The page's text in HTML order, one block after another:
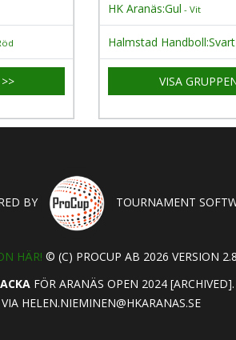
HK Aranäs:Gul - Vit
Halmstad Handboll:Svart
VISA
BY TOURNAMENT
HÄR! © (C) PROCUP AB 2026 VERSION
FÖR ARANÄS OPEN 2024
HELEN.NIEMINEN@HKARANAS.SE